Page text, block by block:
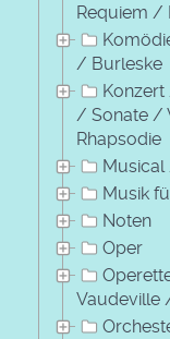
Requiem /
/ Burleske
/ Sonate /
Rhapsodie
Musik
Noten
Oper
Vaudeville